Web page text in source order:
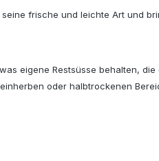
frische und leichte Art und
eigene Restsüsse behalten,
oder halbtrockenen